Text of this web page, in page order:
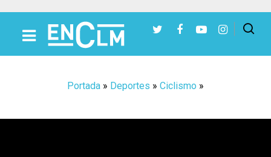
Portada » Deportes » Ciclismo »